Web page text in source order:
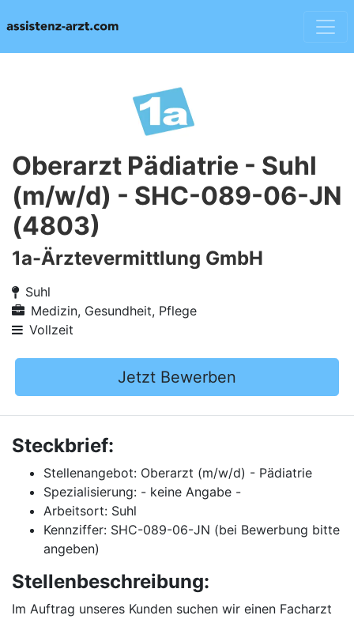
Oberarzt Pädiatrie - Suhl
(m/w/d) - SHC-089-06-JN
(4803)
1a-Ärztevermittlung GmbH
Suhl
Medizin, Gesundheit, Pflege
Vollzeit
Jetzt Bewerben
Steckbrief:
Stellenangebot: Oberarzt (m/w/d) - Pädiatrie
Spezialisierung: - keine Angabe -
Arbeitsort: Suhl
Kennziffer: SHC-089-06-JN (bei Bewerbung bitte
angeben)
Stellenbeschreibung:
Im Auftrag unseres Kunden suchen wir einen Facharzt